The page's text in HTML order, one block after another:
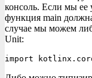
консоль. Если мы
функция main
случае мы можем
Unit:
import